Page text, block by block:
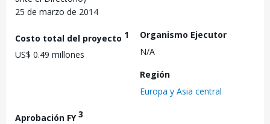
25 de marzo de 2014
Costo total del proyecto 1
US$ 0.49 millones
Organismo Ejecutor
N/A
Región
Europa y Asia central
Aprobación FY3